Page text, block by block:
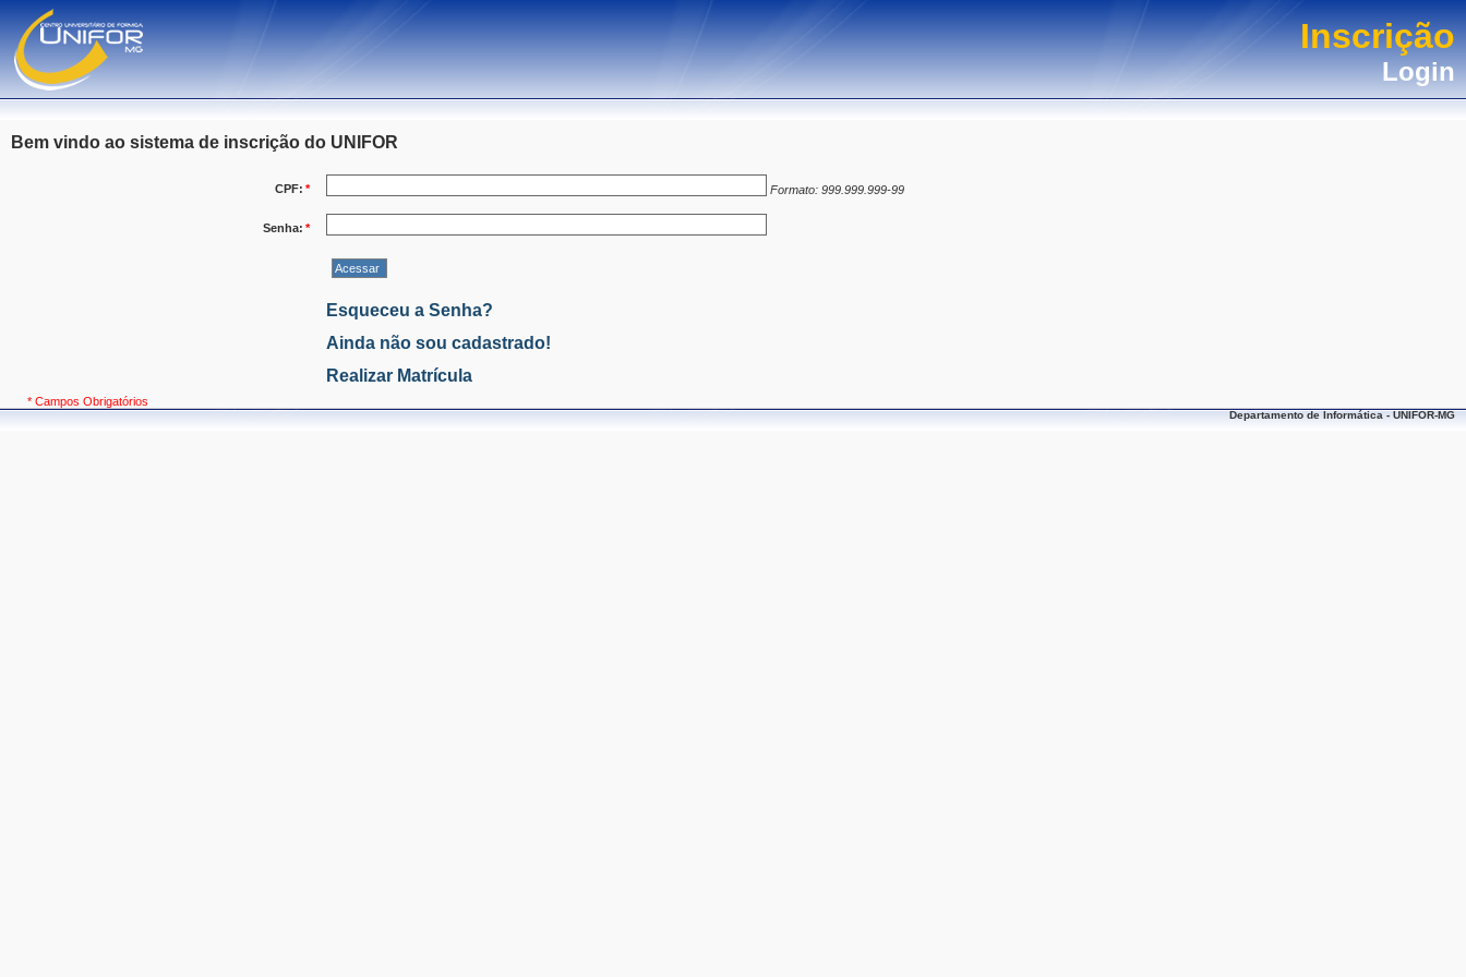
Inscrição
Login
Bem vindo ao sistema de inscrição do UNIFOR
CPF: * Formato: 999.999.999-99
Senha: *
Esqueceu a Senha?
Ainda não sou cadastrado!
Realizar Matrícula
* Campos Obrigatórios
Departamento de Informática - UNIFOR-MG